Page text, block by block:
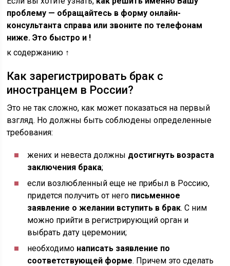
проблему — обращайтесь в форму онлайн-
консультанта справа или звоните по телефонам
ниже. Это быстро и !
к содержанию ↑
Как зарегистрировать брак с
иностранцем в России?
Это не так сложно, как может показаться на первый
взгляд. Но должны быть соблюдены определенные
требования:
жених и невеста должны достигнуть возраста
заключения брака;
если возлюбленный еще не прибыл в Россию,
придется получить от него письменное
заявление о желании вступить в брак. С ним
можно прийти в регистрирующий орган и
выбрать дату церемонии;
необходимо написать заявление по
соответствующей форме. Причем это сделать